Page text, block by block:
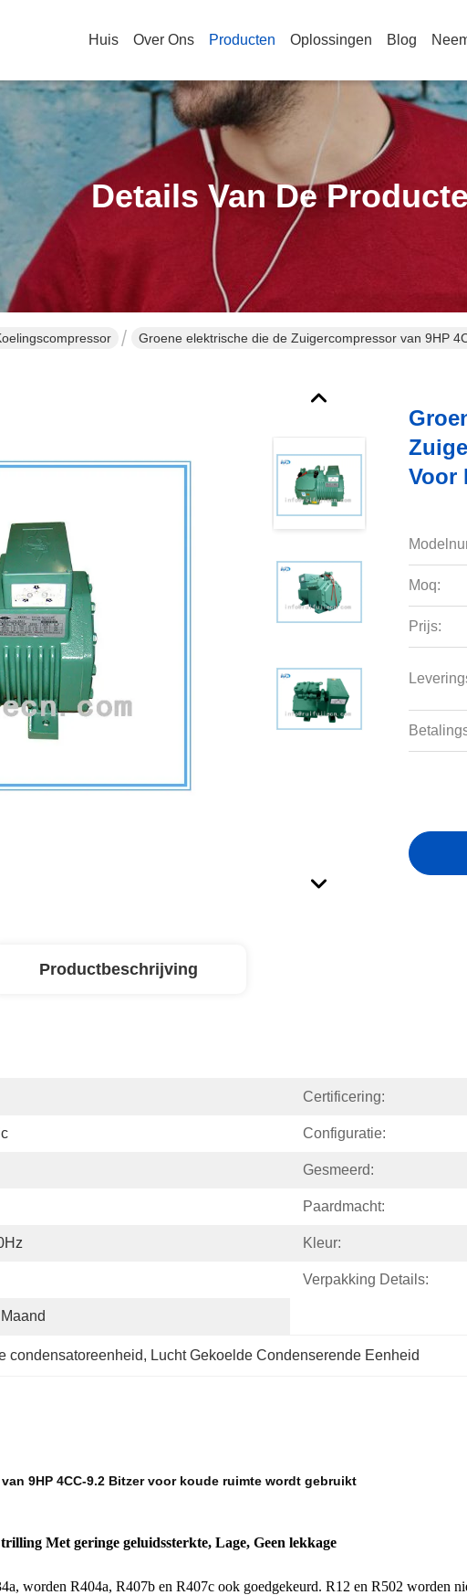
Huis Over Ons Producten Oplossingen Blog
Details Van De
Groene elektrische die de Zuigercompressor van 9HP
Voor
Moq:
Prijs:
Productbeschrijving
Certificering:
Configuratie:
Gesmeerd:
Paardmacht:
Kleur:
Verpakking Details:
condensatoreenheid, Lucht Gekoelde Condenserende Eenheid
9HP 4CC-9.2 Bitzer voor koude ruimte wordt gebruikt
Met geringe geluidssterkte, Lage, Geen lekkage
worden R404a, R407b en R407c ook goedgekeurd. R12 en R502 worden